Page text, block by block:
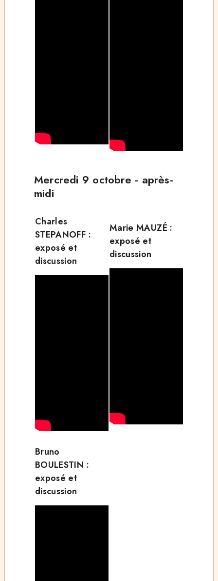
Mercredi 9 octobre - après-
midi
Charles
STEPANOFF :
exposé et
discussion
Marie MAUZÉ :
exposé et
discussion
Bruno
BOULESTIN :
exposé et
discussion